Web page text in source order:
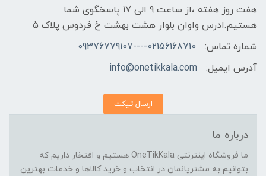
هفت روز هفته ،از ساعت 9 الی 17 پاسخگوی شما
هستیم.ادرس واوان بلوار هشت بهشت خ فردوس پلاک 5
شماره تماس:
02156168710----09376779107
آدرس ایمیل:
info@onetikkala.com
ارسال تیکت
درباره ما
ما فروشگاه اینترنتی OneTikKala هستیم و افتخار داریم که
بتوانیم به مشتریانمان در انتخاب و خرید کالاها و خدمات بهترین